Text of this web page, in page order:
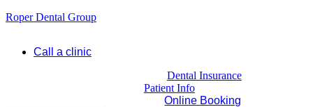
Roper Dental Group
Call a clinic
Dental Insurance
Patient Info
Online Booking